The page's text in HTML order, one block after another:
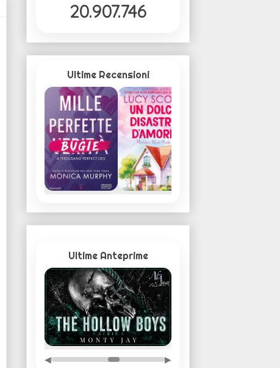
20.907.746
Ultime Recensioni
Ultime Anteprime
◀ ▶